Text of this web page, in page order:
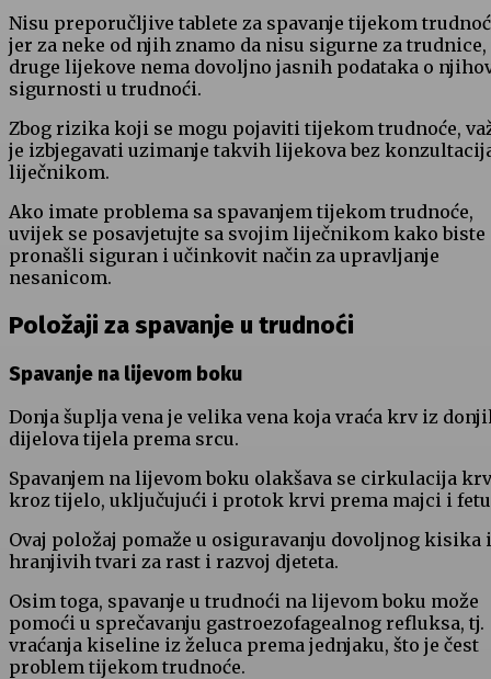
Nisu preporučljive tablete za spavanje tijekom
jer za neke od njih znamo da nisu sigurne za trudnice,
druge lijekove nema dovoljno jasnih podataka o
sigurnosti u trudnoći.
Zbog rizika koji se mogu pojaviti tijekom trudnoće,
je izbjegavati uzimanje takvih lijekova bez
liječnikom.
Ako imate problema sa spavanjem tijekom trudnoće,
uvijek se posavjetujte sa svojim liječnikom kako biste
pronašli siguran i učinkovit način za upravljanje
nesanicom.
Položaji za spavanje u trudnoći
Spavanje na lijevom boku
Donja šuplja vena je velika vena koja vraća krv iz
dijelova tijela prema srcu.
Spavanjem na lijevom boku olakšava se cirkulacija
kroz tijelo, uključujući i protok krvi prema majci i
Ovaj položaj pomaže u osiguravanju dovoljnog kisika i
hranjivih tvari za rast i razvoj djeteta.
Osim toga, spavanje u trudnoći na lijevom boku može
pomoći u sprečavanju gastroezofagealnog refluksa, tj.
vraćanja kiseline iz želuca prema jednjaku, što je čest
problem tijekom trudnoće.